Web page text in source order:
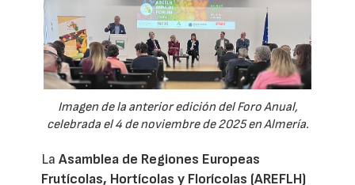
Imagen de la anterior edición del Foro Anual,
celebrada el 4 de noviembre de 2025 en Almería.
LaAsamblea de Regiones Europeas
Frutícolas, Hortícolas y Florícolas (AREFLH)